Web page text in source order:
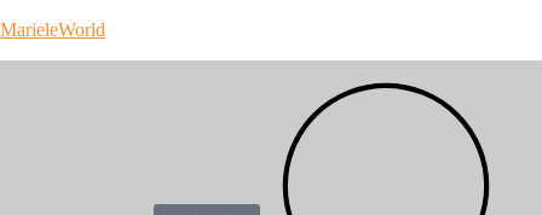
MarieleWorld